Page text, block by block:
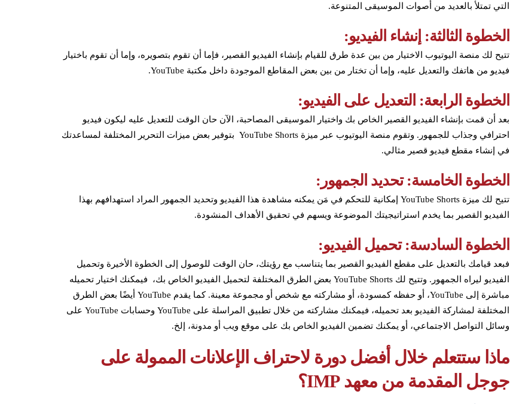
التي تمتلأ بالعديد من أصوات الموسيقى المتنوعة.
الخطوة الثالثة: إنشاء الفيديو:
تتيح لك منصة اليوتيوب الاختيار من بين عدة طرق للقيام بإنشاء الفيديو القصير، فإما أن تقوم بتصويره، وإما أن تقوم باختيار
فيديو من هاتفك والتعديل عليه، وإما أن تختار من بين بعض المقاطع الموجودة داخل مكتبة YouTube.
الخطوة الرابعة: التعديل على الفيديو:
بعد أن قمت بإنشاء الفيديو القصير الخاص بك واختيار الموسيقى المصاحبة، الآن حان الوقت للتعديل عليه ليكون فيديو
احترافي وجذاب للجمهور. وتقوم منصة اليوتيوب عبر ميزة YouTube Shorts بتوفير بعض ميزات التحرير المختلفة لمساعدتك
في إنشاء مقطع فيديو قصير مثالي.
الخطوة الخامسة: تحديد الجمهور:
تتيح لك ميزة YouTube Shorts إمكانية للتحكم في مَن يمكنه مشاهدة هذا الفيديو وتحديد الجمهور المراد استهدافهم بهذا
الفيديو القصير بما يخدم استراتيجيتك الموضوعة ويسهم في تحقيق الأهداف المنشودة.
الخطوة السادسة: تحميل الفيديو:
فبعد قيامك بالتعديل على مقطع الفيديو القصير بما يتناسب مع رؤيتك، حان الوقت للوصول إلى الخطوة الأخيرة وتحميل
الفيديو ليراه الجمهور. وتتيح لك YouTube Shorts بعض الطرق المختلفة لتحميل الفيديو الخاص بك، فيمكنك اختيار تحميله
مباشرة إلى YouTube، أو حفظه كمسودة، أو مشاركته مع شخص أو مجموعة معينة. كما يقدم YouTube أيضًا بعض الطرق
المختلفة لمشاركة الفيديو بعد تحميله، فيمكنك مشاركته من خلال تطبيق المراسلة على YouTube وحسابات YouTube على
وسائل التواصل الاجتماعي، أو يمكنك تضمين الفيديو الخاص بك على موقع ويب أو مدونة، إلخ.
ماذا ستتعلم خلال أفضل دورة لاحتراف الإعلانات الممولة على
جوجل المقدمة من معهد IMP؟